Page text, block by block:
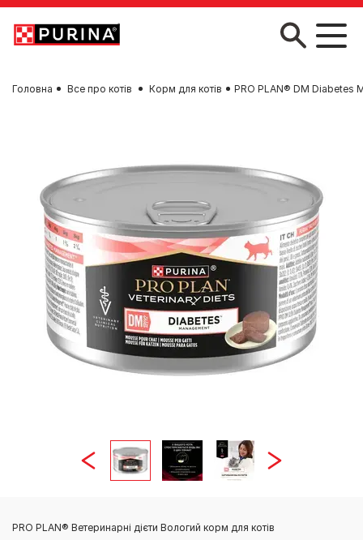
Skip to main content
Головна Все про котів Корм для котів PRO PLAN® DM Diabetes
PRO PLAN® Ветеринарні дієти Вологий корм для котів